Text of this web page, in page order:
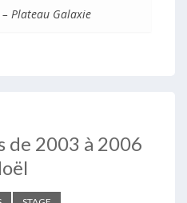
Plateau Galaxie
de 2003 à 2006